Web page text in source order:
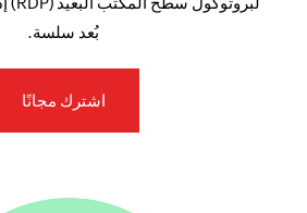
بُعد سلسة.
اشترك مجانًا